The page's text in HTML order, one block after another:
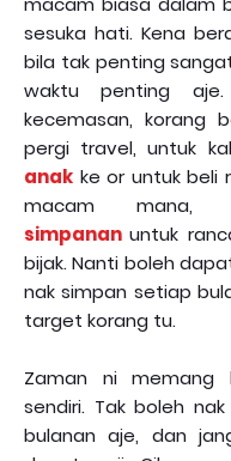
sesuka hati. Kena
bila tak penting
waktu penting aje.
kecemasan, korang
pergi travel, untuk
anak ke or untuk beli
macam
simpanan untuk
bijak. Nanti boleh
nak simpan setiap
target korang tu.
Zaman ni memang
sendiri. Tak boleh
bulanan aje, dan